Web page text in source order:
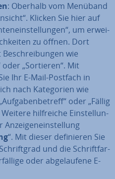
: Oberhalb vom Menüband
Klicken Sie hier auf
um er­wei­
zu öffnen. Dort
wie
oder „Sortieren“. Mit
Ihr E-Mail-Postfach in
nach Ka­te­go­rien wie
oder „Fällig
hilf­rei­che Ein­stel­lun­
An­zei­gen­ein­stel­lung
“. Mit dieser de­fi­nie­ren Sie
und die Schrift­far­
oder ab­ge­lau­fe­ne E-